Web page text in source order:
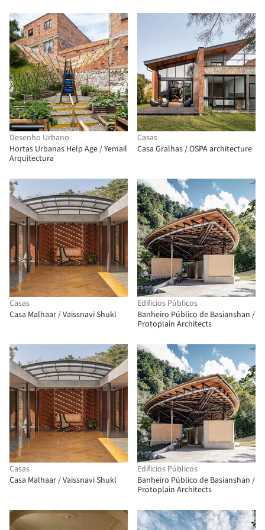
Desenho Urbano
Hortas Urbanas Help Age / Yemail
Arquitectura
Casas
Casa Gralhas / OSPA architecture
Casas
Casa Malhaar / Vaissnavi Shukl
Edificios Públicos
Banheiro Público de Basianshan /
Protoplain Architects
Casas
Casa Malhaar / Vaissnavi Shukl
Edificios Públicos
Banheiro Público de Basianshan /
Protoplain Architects